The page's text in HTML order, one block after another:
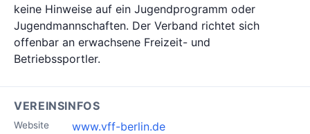
keine Hinweise auf ein Jugendprogramm oder
Jugendmannschaften. Der Verband richtet sich
offenbar an erwachsene Freizeit- und
Betriebssportler.
VEREINSINFOS
Website www.vff-berlin.de